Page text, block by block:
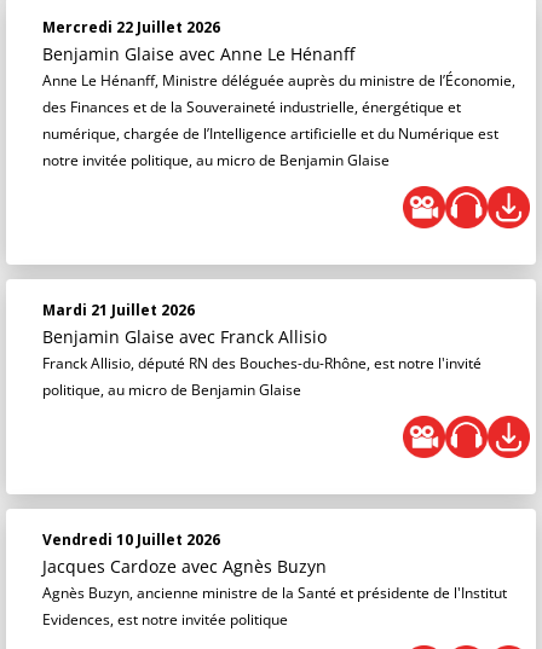
Mercredi 22 Juillet 2026
Benjamin Glaise avec Anne Le Hénanff
Anne Le Hénanff, Ministre déléguée auprès du ministre de l’Économie,
des Finances et de la Souveraineté industrielle, énergétique et
numérique, chargée de l’Intelligence artificielle et du Numérique est
notre invitée politique, au micro de Benjamin Glaise
Mardi 21 Juillet 2026
Benjamin Glaise avec Franck Allisio
Franck Allisio, député RN des Bouches-du-Rhône, est notre l'invité
politique, au micro de Benjamin Glaise
Vendredi 10 Juillet 2026
Jacques Cardoze avec Agnès Buzyn
Agnès Buzyn, ancienne ministre de la Santé et présidente de l'Institut
Evidences, est notre invitée politique